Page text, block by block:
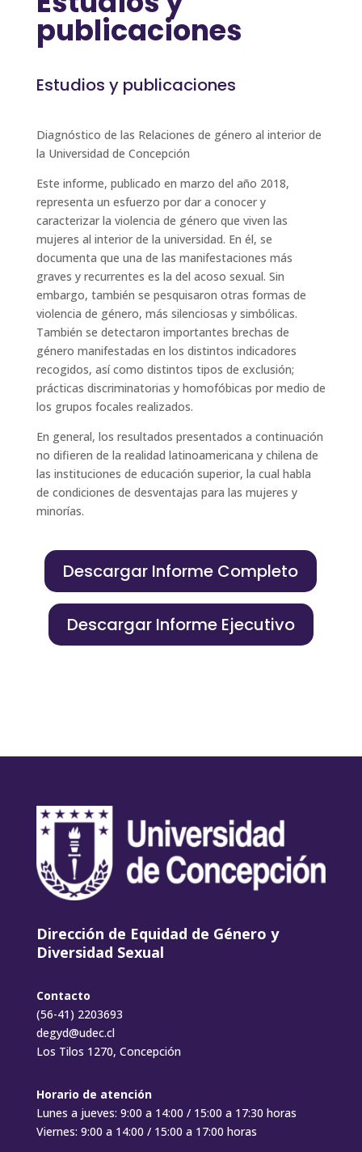
publicaciones
Estudios y publicaciones
Diagnóstico de las Relaciones de género al interior de
la Universidad de Concepción
Este informe, publicado en marzo del año 2018,
representa un esfuerzo por dar a conocer y
caracterizar la violencia de género que viven las
mujeres al interior de la universidad. En él, se
documenta que una de las manifestaciones más
graves y recurrentes es la del acoso sexual. Sin
embargo, también se pesquisaron otras formas de
violencia de género, más silenciosas y simbólicas.
También se detectaron importantes brechas de
género manifestadas en los distintos indicadores
recogidos, así como distintos tipos de exclusión;
prácticas discriminatorias y homofóbicas por medio de
los grupos focales realizados.
En general, los resultados presentados a continuación
no difieren de la realidad latinoamericana y chilena de
las instituciones de educación superior, la cual habla
de condiciones de desventajas para las mujeres y
minorías.
Descargar Informe Completo
Descargar Informe Ejecutivo
Dirección de Equidad de Género y
Diversidad Sexual
Contacto
(56-41) 2203693
degyd@udec.cl
Los Tilos 1270, Concepción
Horario de atención
Lunes a jueves: 9:00 a 14:00 / 15:00 a 17:30 horas
Viernes: 9:00 a 14:00 / 15:00 a 17:00 horas